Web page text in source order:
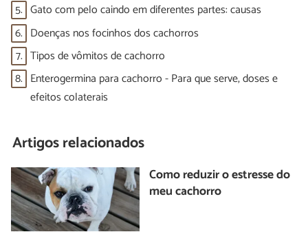
5. Gato com pelo caindo em diferentes partes: causas
6. Doenças nos focinhos dos cachorros
7. Tipos de vômitos de cachorro
8. Enterogermina para cachorro - Para que serve, doses e
efeitos colaterais
Artigos relacionados
Como reduzir o estresse do
meu cachorro